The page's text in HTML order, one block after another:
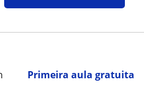
Primeira aula gratuita